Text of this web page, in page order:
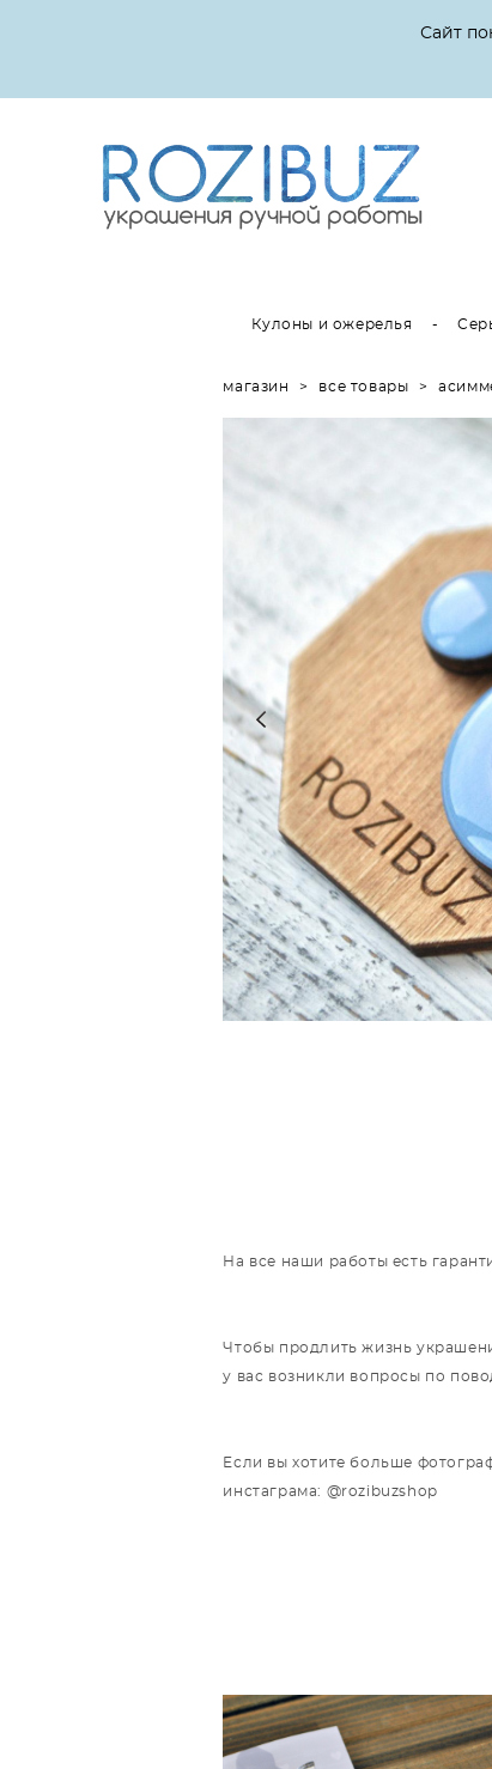
Сайт
Кулоны и ожерелья -
магазин > все товары >
На все наши работы есть
Чтобы продлить жизнь
у вас возникли вопросы по
Если вы хотите больше
инстаграма: @rozibuzshop